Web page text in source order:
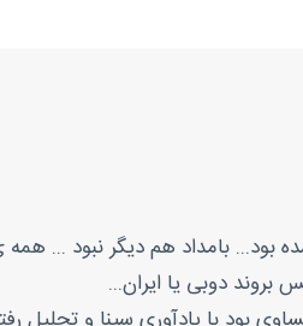
بود... بامداد هم دیگر نبود ...
دوبی یا ایران...